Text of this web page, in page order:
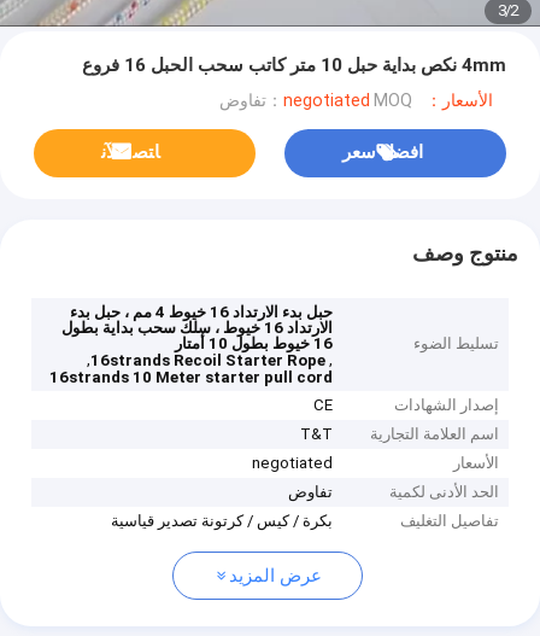
2
/
3
4mm نكص بداية حبل 10 متر كاتب سحب الحبل 16 فروع
الأسعار：negotiated MOQ：تفاوض
افضل سعر ﺎﺘﺼﻟ ﺍﻶﻧ
منتوج وصف
تسليط الضوء
حبل بدء الارتداد 16 خيوط 4 مم ، حبل بدء
الارتداد 16 خيوط ، سلك سحب بداية بطول
16 خيوط بطول 10 أمتار
,
16strands Recoil Starter Rope
,
16strands 10 Meter starter pull cord
إصدار الشهادات
CE
اسم العلامة التجارية
T&T
الأسعار
negotiated
الحد الأدنى لكمية
تفاوض
تفاصيل التغليف
بكرة / كيس / كرتونة تصدير قياسية
عرض المزيد